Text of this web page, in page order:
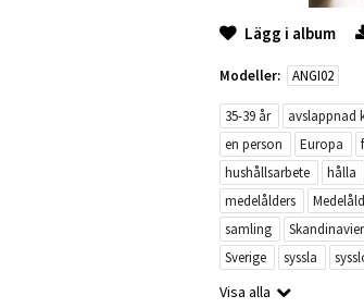
Lägg i album
Modeller: ANGI02
35-39 år avslappnad
en person
Europa
hushållsarbete
hålla
medelålders
samling
Sverige
syssla
Visa alla